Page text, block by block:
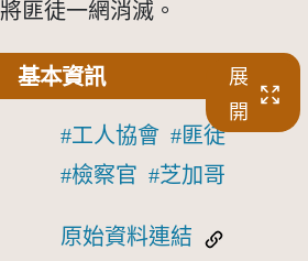
匪徒一網消滅。
基本資訊
展
開
工人協會
匪徒
檢察官
芝加哥
原始資料連結